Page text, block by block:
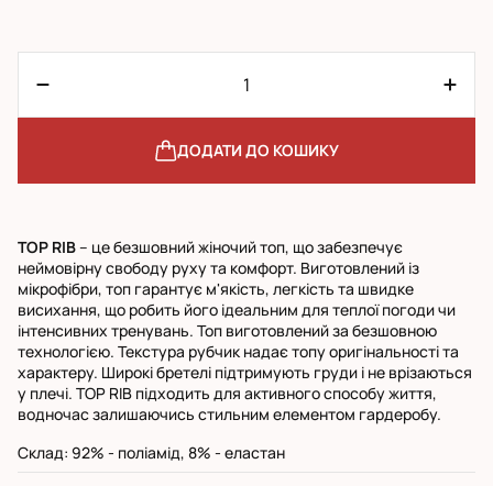
ДОДАТИ ДО КОШИКУ
TOP RIB– це безшовний жіночий топ, що забезпечує
неймовірну свободу руху та комфорт. Виготовлений із
мікрофібри, топ гарантує м'якість, легкість та швидке
висихання, що робить його ідеальним для теплої погоди чи
інтенсивних тренувань. Топ виготовлений за безшовною
технологією. Текстура рубчик надає топу оригінальності та
характеру. Широкі бретелі підтримують груди і не врізаються
у плечі. TOP RIB підходить для активного способу життя,
водночас залишаючись стильним елементом гардеробу.
Cклад: 92% - поліамід, 8% - еластан